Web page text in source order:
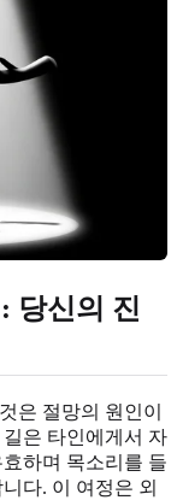
당신의 진
은 절망의 원인이
은 타인에게서 자
하며 목소리를 들
다. 이 여정은 외